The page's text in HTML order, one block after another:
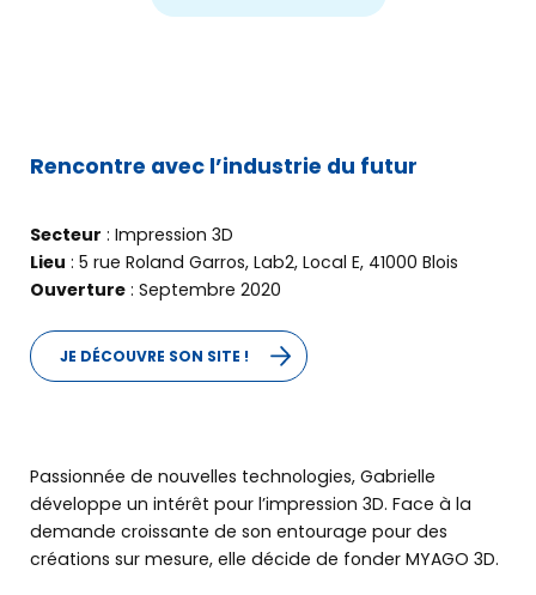
Rencontre avec l’industrie du futur
Secteur : Impression 3D
Lieu : 5 rue Roland Garros, Lab2, Local E, 41000 Blois
Ouverture : Septembre 2020
JE DÉCOUVRE SON SITE !
Passionnée de nouvelles technologies, Gabrielle
développe un intérêt pour l’impression 3D. Face à la
demande croissante de son entourage pour des
créations sur mesure, elle décide de fonder MYAGO 3D.